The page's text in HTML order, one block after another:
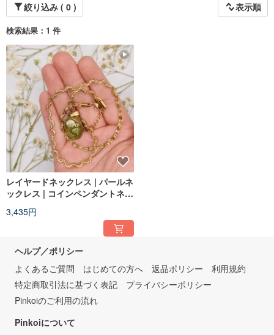
絞り込み ( 0 )
表示順
検索結果：1 件
レイヤードネックレス | パールネ
ックレス | コインペンダントネッ
3,435円
ヘルプ／ポリシー
よくあるご質問
はじめての方へ 返品ポリシー
利用規約
特定商取引法に基づく表記
プライバシーポリシー
Pinkoiのご利用の流れ
Pinkoiについて